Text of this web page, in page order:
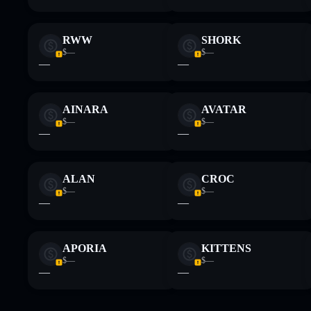
RWW
$—
—
SHORK
$—
—
AINARA
$—
—
AVATAR
$—
—
ALAN
$—
—
CROC
$—
—
APORIA
$—
—
KITTENS
$—
—